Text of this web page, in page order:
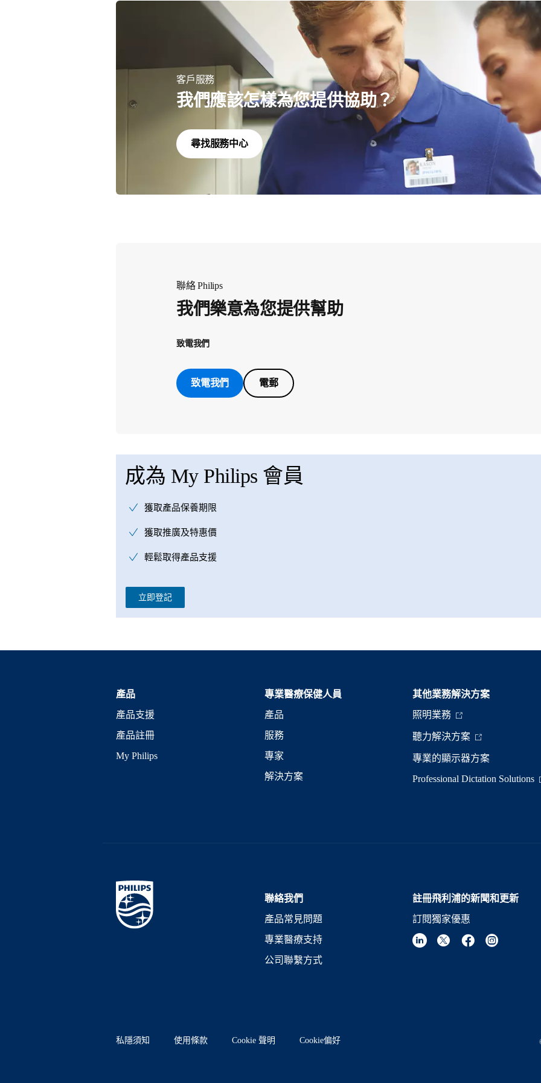
客戶服務
我們應該怎樣為您提供協助？
尋找服務中心
聯絡 Philips
我們樂意為您提供幫助
致電我們
致電我們 電郵
成為 My Philips 會員
獲取產品保養期限
獲取推廣及特惠價
輕鬆取得產品支援
立即登記
產品
產品支援
產品註冊
My Philips
專業醫療保健人員
產品
服務
專家
解決方案
其他業務解決方案​
照明業務
聽力解決方案
專業的顯示器方案
Professional Dictation Solutions
聯絡我們
產品常見問題
專業醫療支持
公司聯繫方式
註冊飛利浦的新聞和更新
訂閱獨家優惠
私隱須知 使用條款 Cookie 聲明 Cookie偏好